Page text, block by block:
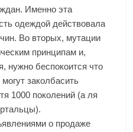
Именно эта
одеждой действовала
Во вторых, мутации
принципам и,
нужно беспокоится что
заколбасить
1000 поколений (а ля
о продаже